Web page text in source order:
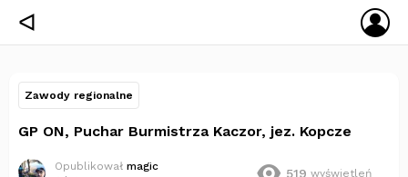
ᐊ
Zawody regionalne
GP ON, Puchar Burmistrza Kaczor, jez. Kopcze
Opublikował magic
519 wyświetleń